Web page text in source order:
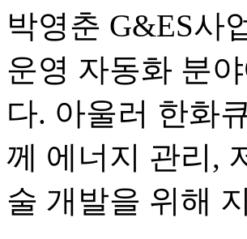
박영춘 G&ES사
운영 자동화 분
다. 아울러 한화
께 에너지 관리,
술 개발을 위해